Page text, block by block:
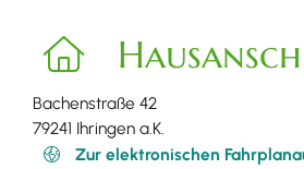
Bachenstraße 42
79241 Ihringen a.K.
Zur elektronischen